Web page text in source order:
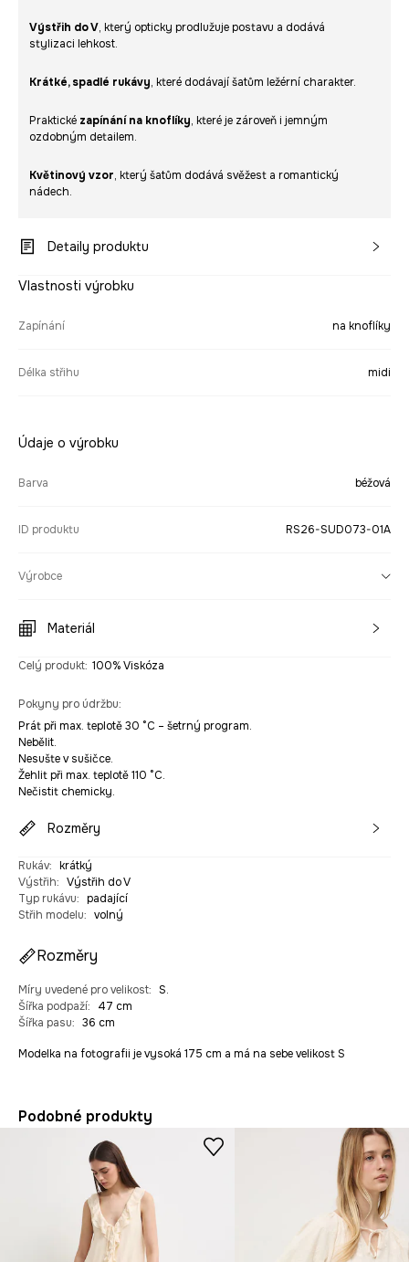
Výstřih do V, který opticky prodlužuje postavu a dodává
stylizaci lehkost.
Krátké, spadlé rukávy, které dodávají šatům ležérní charakter.
Praktické zapínání na knoflíky, které je zároveň i jemným
ozdobným detailem.
Květinový vzor, který šatům dodává svěžest a romantický
nádech.
Detaily produktu
Vlastnosti výrobku
Zapínání na knoflíky
Délka střihu midi
Údaje o výrobku
Barva béžová
ID produktu RS26-SUD073-01A
Výrobce
Materiál
Celý produkt: 100% Viskóza
Pokyny pro údržbu:
Prát při max. teplotě 30 °C – šetrný program.
Nebělit.
Nesušte v sušičce.
Žehlit při max. teplotě 110 °C.
Nečistit chemicky.
Rozměry
Rukáv: krátký
Výstřih: Výstřih do V
Typ rukávu: padající
Střih modelu: volný
Rozměry
Míry uvedené pro velikost: S.
Šířka podpaží:
47 cm
Šířka pasu: 36 cm
Modelka na fotografii je vysoká 175 cm a má na sebe velikost S
Podobné produkty